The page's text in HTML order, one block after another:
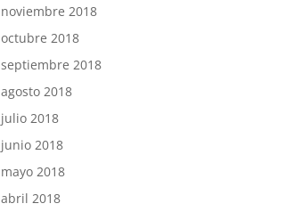
noviembre 2018
octubre 2018
septiembre 2018
agosto 2018
julio 2018
junio 2018
mayo 2018
abril 2018